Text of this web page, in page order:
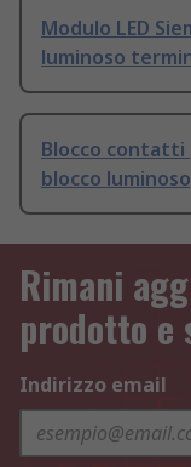
Modulo LED
luminoso
Blocco contatti
blocco
Rimani
prodotto e
Indirizzo email